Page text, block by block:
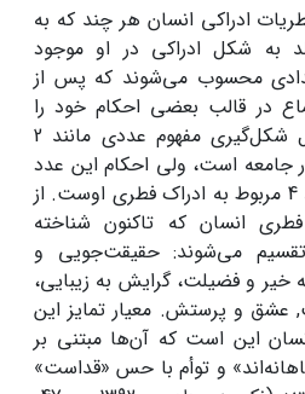
ادراکی انسان هر چند که به
به شکل ادراکی در او موجود
محسوب می‌شوند که پس از
در قالب بعضی احکام خود را
نشان می‌دهند. برای مثال شکل‌گیری مفهوم عددی مانند 2
جامعه است، ولی احکام این عدد
و نسبت آن با عددی مانند 4 مربوط به ادراک فطری اوست. از
انسان که تاکنون شناخته
می‌شوند: حقیقت‌جویی و
و فضیلت، گرایش به زیبایی،
عشق و پرستش. معیار تمایز این
این است که آن‌ها مبتنی بر
و توأم با حس «قداست»